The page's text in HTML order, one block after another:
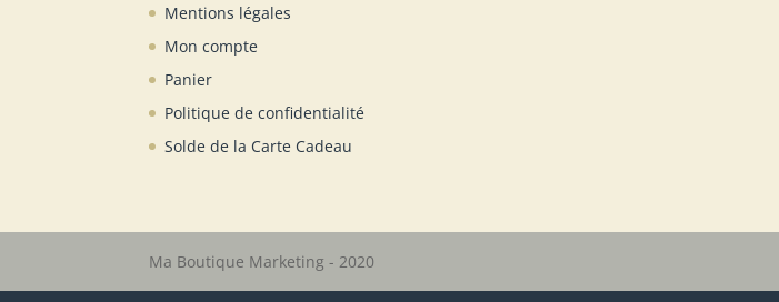
Mentions légales
Mon compte
Panier
Politique de confidentialité
Solde de la Carte Cadeau
Ma Boutique Marketing - 2020